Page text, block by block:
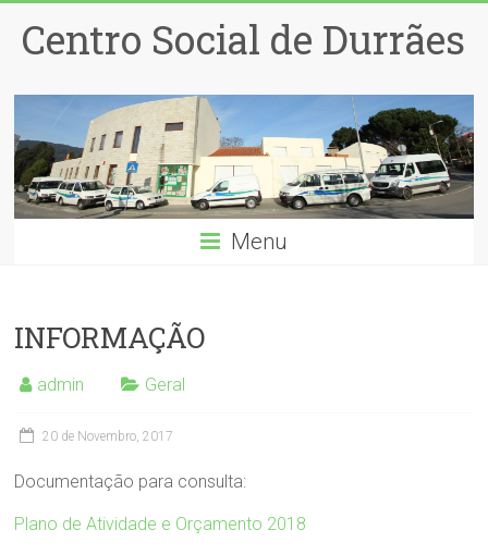
Centro Social de Durrães
Menu
INFORMAÇÃO
admin Geral
20 de Novembro, 2017
Documentação para consulta:
Plano de Atividade e Orçamento 2018